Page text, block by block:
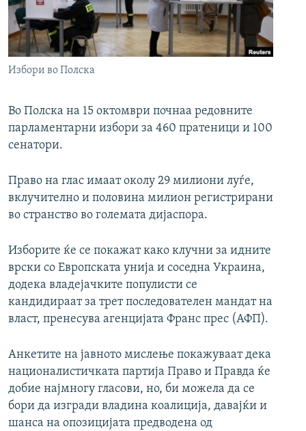
РСЕ веб страници
Избори во Полска
Во Полска на 15 октомври почнаа редовните
парламентарни избори за 460 пратеници и 100
сенатори.
Право на глас имаат околу 29 милиони луѓе,
вклучително и половина милион регистрирани
во странство во големата дијаспора.
Изборите ќе се покажат како клучни за идните
врски со Европската унија и соседна Украина,
додека владејачките популисти се
кандидираат за трет последователен мандат на
власт, пренесува агенцијата Франс прес (АФП).
Анкетите на јавното мислење покажуваат дека
националистичката партија Право и Правда ќе
добие најмногу гласови, но, би можела да се
бори да изгради владина коалиција, давајќи и
шанса на опозицијата предводена од